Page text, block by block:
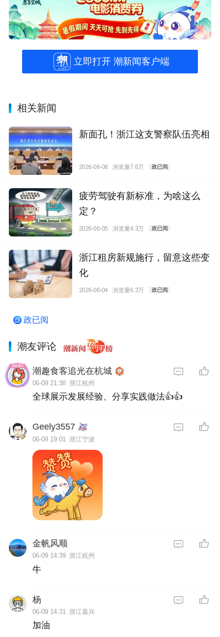
立即打开 潮新闻客户端
相关新闻
新面孔！浙江这支警察队伍亮相
2026-06-08 浏览量7.6万 政已阅
疲劳驾驶有新标准，为啥这么
定？
2026-06-05 浏览量4.3万 政已阅
浙江租房新规施行，留意这些变
化
2026-06-04 浏览量6.3万 政已阅
政已阅
潮友评论
潮趣食客追光在杭城
06-09 21:38 浙江杭州
全球展示发展经验、分享实践做法👍👍
Geely3557
06-09 19:01 浙江宁波
金帆风顺
06-09 14:39 浙江杭州
牛
杨
06-09 14:31 浙江嘉兴
加油